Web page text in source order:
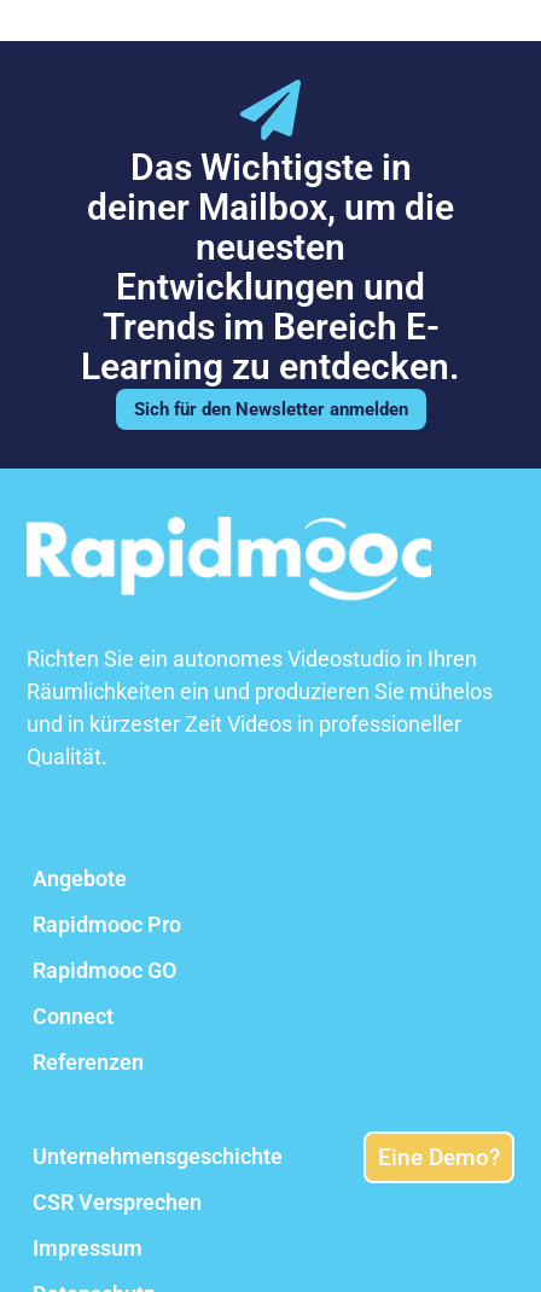
Eine Demo?
Das Wichtigste in
deiner Mailbox, um die
neuesten
Entwicklungen und
Trends im Bereich E-
Learning zu entdecken.
Sich für den Newsletter anmelden
Richten Sie ein autonomes Videostudio in Ihren
Räumlichkeiten ein und produzieren Sie mühelos
und in kürzester Zeit Videos in professioneller
Qualität.
Angebote
Rapidmooc Pro
Rapidmooc GO
Connect
Referenzen
Unternehmensgeschichte
CSR Versprechen
Impressum